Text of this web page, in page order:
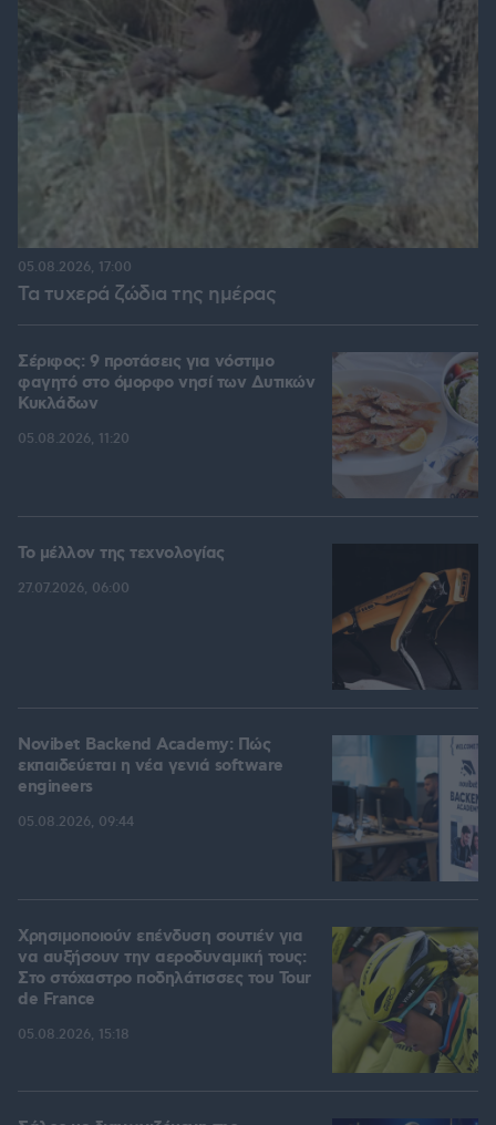
Τα τυχερά ζώδια της ημέρας
05.08.2026, 17:00
Σέριφος: 9 προτάσεις για νόστιμο
φαγητό στο όμορφο νησί των Δυτικών
Κυκλάδων
05.08.2026, 11:20
Το μέλλον της τεχνολογίας
27.07.2026, 06:00
Novibet Backend Academy: Πώς
εκπαιδεύεται η νέα γενιά software
engineers
05.08.2026, 09:44
Χρησιμοποιούν επένδυση σουτιέν για
να αυξήσουν την αεροδυναμική τους:
Στο στόχαστρο ποδηλάτισσες του Tour
de France
05.08.2026, 15:18